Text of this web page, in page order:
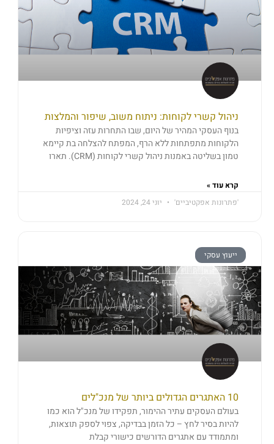
ניהול קשרי לקוחות: ניתוח משוב, שיפור והמלצות
בנוף העסקי המהיר של היום, שבו התחרות עזה וציפיות
הלקוחות מתפתחות ללא הרף, המפתח להצלחה בת קיימא
טמון בשליטה באמנות ניהול קשרי לקוחות (CRM). תארו
קרא עוד »
'פתרונות אפקטיביים'
יוני 24, 2024
ייעוץ עסקי
10 האתגרים הגדולים ביותר של מנכ"לים
בעולם העסקים עתיר ההימור, תפקידו של מנכ"ל הוא כמו
להיות בסיר לחץ – כל הזמן בבדיקה, צפוי לספק תוצאות,
ומתמודד עם אתגרים הדורשים כישורי קבלת